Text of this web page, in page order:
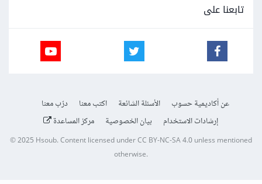
تابعنا على
عن أكاديمية حسوب الأسئلة الشائعة اكتب معنا
درّب معنا
إرشادات الاستخدام
بيان الخصوصية مركز المساعدة
© 2025Hsoub.Content licensed underCC BY-NC-SA 4.0unless mentioned
otherwise.